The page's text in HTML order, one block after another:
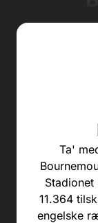
Ta'
11.364
engelske